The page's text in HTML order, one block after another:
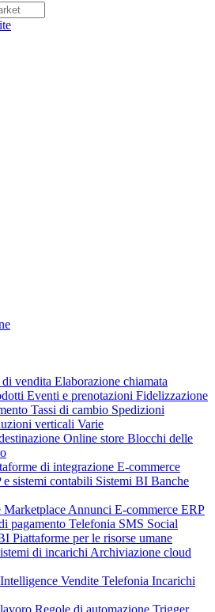
vendita Elaborazione chiamata
Eventi e prenotazioni Fidelizzazione
Tassi di cambio Spedizioni
verticali Varie
Online store Blocchi delle
di integrazione E-commerce
e sistemi contabili Sistemi BI Banche
Marketplace Annunci E-commerce ERP
pagamento Telefonia SMS Social
Piattaforme per le risorse umane
di incarichi Archiviazione cloud
Vendite Telefonia Incarichi
Regole di automazione Trigger